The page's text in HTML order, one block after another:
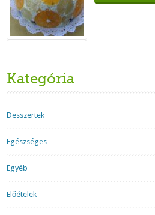
Kategória
Desszertek
Egészséges
Egyéb
Előételek